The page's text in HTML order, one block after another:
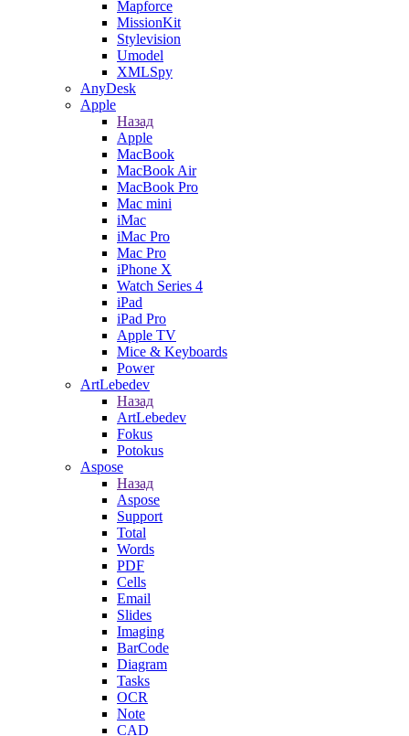
Mapforce
MissionKit
Stylevision
Umodel
XMLSpy
AnyDesk
Apple
Назад
Apple
MacBook
MacBook Air
MacBook Pro
Mac mini
iMac
iMac Pro
Mac Pro
iPhone X
Watch Series 4
iPad
iPad Pro
Apple TV
Mice & Keyboards
Power
ArtLebedev
Назад
ArtLebedev
Fokus
Potokus
Aspose
Назад
Aspose
Support
Total
Words
PDF
Cells
Email
Slides
Imaging
BarCode
Diagram
Tasks
OCR
Note
CAD